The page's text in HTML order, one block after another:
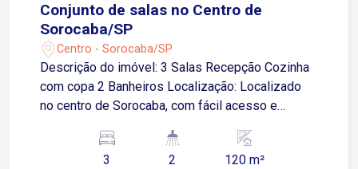
Conjunto de salas no Centro de
Sorocaba/SP
Centro - Sorocaba/SP
Descrição do imóvel: 3 Salas Recepção Cozinha
com copa 2 Banheiros Localização: Localizado
no centro de Sorocaba, com fácil acesso e
consultórios, dentistas ou escritórios que
buscam um espaço bem distribuído em uma
3 2 120 m²